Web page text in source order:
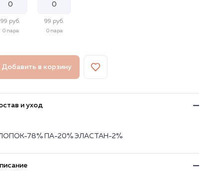
99 руб.
0 пара
99 руб.
0 пара
Добавить в корзину
и уход
78% ПА-20% ЭЛАСТАН-2%